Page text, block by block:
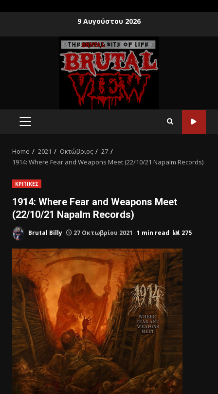
9 Αυγούστου 2026
Home 2021 Οκτώβριος
27
1914: Where Fear and Weapons Meet (22/10/21 Napalm Records)
ΚΡΙΤΙΚΕΣ
1914: Where Fear and Weapons Meet
(22/10/21 Napalm Records)
Brutal Billy 27 Οκτωβρίου 2021 1 min read 275